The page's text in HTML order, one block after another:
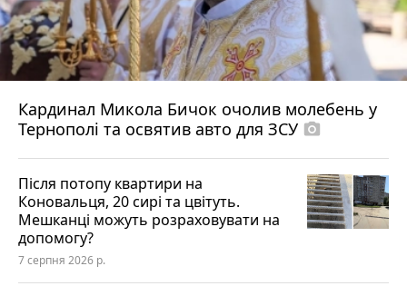
Кардинал Микола Бичок очолив молебень у
Тернополі та освятив авто для ЗСУ photo_camera
Після потопу квартири на
Коновальця, 20 сирі та цвітуть.
Мешканці можуть розраховувати на
допомогу?
7 серпня 2026 р.